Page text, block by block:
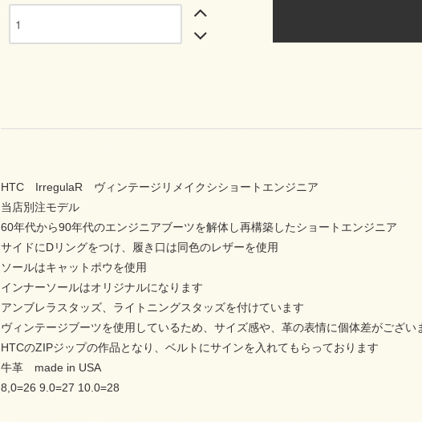
HTC IrregulaR ヴィンテージリメイクシショートエンジニア
当店別注モデル
60年代から90年代のエンジニアブーツを解体し再構築したショートエンジニア
サイドにDリングをつけ、履き口は同色のレザーを使用
ソールはキャットポウを使用
インナーソールはオリジナルになります
アンブレラスタッズ、ライトニングスタッズを付けています
ヴィンテージブーツを使用しているため、サイズ感や、革の表情に個体差がござい
HTCのZIPジップの作品となり、ベルトにサインを入れてもらっております
牛革 made in USA
8,0=26 9.0=27 10.0=28